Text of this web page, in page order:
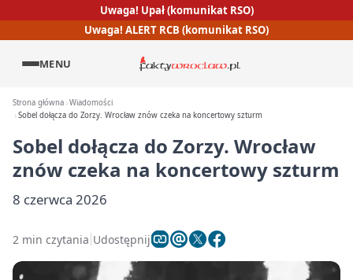
Uwaga! Upał (komunikat RSO)
Uwaga! ALERT RCB (komunikat RSO)
MENU
Strona główna Wiadomości
Sobel dołącza do Zorzy. Wrocław znów czeka na koncertowy szturm
Sobel dołącza do Zorzy. Wrocław
znów czeka na koncertowy szturm
8 czerwca 2026
2 min czytania Udostępnij